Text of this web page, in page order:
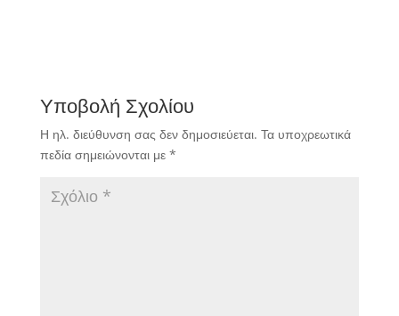
Υποβολή Σχολίου
Η ηλ. διεύθυνση σας δεν δημοσιεύεται. Τα υποχρεωτικά
πεδία σημειώνονται με *